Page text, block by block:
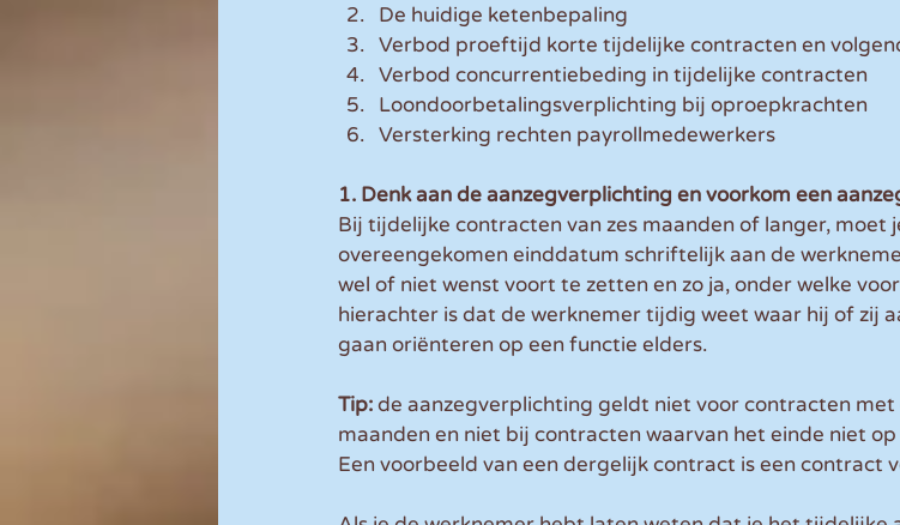
De huidige ketenbepaling
Verbod proeftijd korte tijdelijke contracten en
Verbod concurrentiebeding in tijdelijke contracten
Loondoorbetalingsverplichting bij oproepkrachten
Versterking rechten payrollmedewerkers
1. Denk aan de aanzegverplichting en voorkom een
Bij tijdelijke contracten van zes maanden of langer, moet
overeengekomen einddatum schriftelijk aan de
wel of niet wenst voort te zetten en zo ja, onder welke
hierachter is dat de werknemer tijdig weet waar hij of zij
gaan oriënteren op een functie elders.
Tip: de aanzegverplichting geldt niet voor contracten
maanden en niet bij contracten waarvan het einde niet
Een voorbeeld van een dergelijk contract is een contract